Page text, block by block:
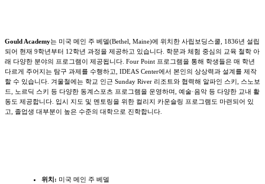
Gould Academy는 미국 메인 주 베델(Bethel, Maine)에 위치한 사립보딩스쿨, 1836년 설립
되어 현재 9학년부터 12학년 과정을 제공하고 있습니다. 학문과 체험 중심의 교육 철학 아
래 다양한 분야의 프로그램이 제공됩니다. Four Point 프로그램을 통해 학생들은 매 학년
다르게 주어지는 탐구 과제를 수행하고, IDEAS Center에서 본인의 상상력과 설계를 제작
할 수 있습니다. 겨울철에는 학교 인근 Sunday River 리조트와 협력해 알파인 스키, 스노보
드, 노르딕 스키 등 다양한 동계스포츠 프로그램을 운영하며, 예술·음악 등 다양한 교내 활
동도 제공합니다. 입시 지도 및 멘토링을 위한 컬리지 카운슬링 프로그램도 마련되어 있
고, 졸업생 대부분이 높은 수준의 대학으로 진학합니다.
위치: 미국 메인 주 베델